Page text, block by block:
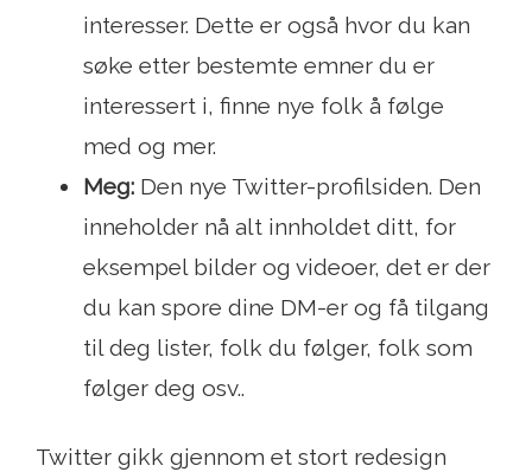
interesser. Dette er også hvor du kan
søke etter bestemte emner du er
interessert i, finne nye folk å følge
med og mer.
Meg: Den nye Twitter-profilsiden. Den
inneholder nå alt innholdet ditt, for
eksempel bilder og videoer, det er der
du kan spore dine DM-er og få tilgang
til deg lister, folk du følger, folk som
følger deg osv..
Twitter gikk gjennom et stort redesign